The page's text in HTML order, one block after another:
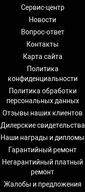
Сервис-центр
Новости
Вопрос-ответ
Контакты
Карта сайта
Политика
конфиденциальности
Политика обработки
персональных данных
Отзывы наших клиентов
Дилерские свидетельства
Наши награды и дипломы
Гарантийный ремонт
Негарантийный платный
ремонт
Жалобы и предложения